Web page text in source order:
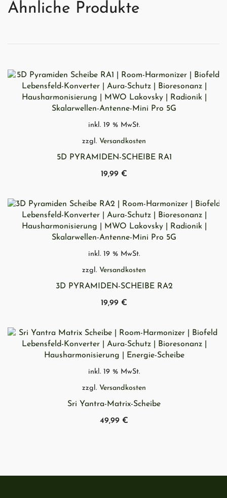
Ähnliche Produkte
SCHNELLANSICHT
inkl. 19 % MwSt.
zzgl. Versandkosten
5D PYRAMIDEN-SCHEIBE RA1
19,99 €
SCHNELLANSICHT
inkl. 19 % MwSt.
zzgl. Versandkosten
3D PYRAMIDEN-SCHEIBE RA2
19,99 €
SCHNELLANSICHT
inkl. 19 % MwSt.
zzgl. Versandkosten
Sri Yantra-Matrix-Scheibe
49,99 €